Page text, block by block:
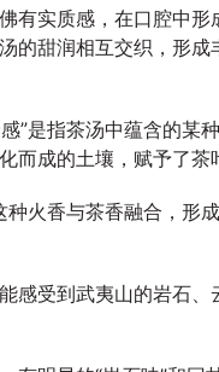
实质感，在口腔中形
甜润相互交织，形
”是指茶汤中蕴含的
成的土壤，赋予了茶
火香与茶香融合，形
受到武夷山的岩石